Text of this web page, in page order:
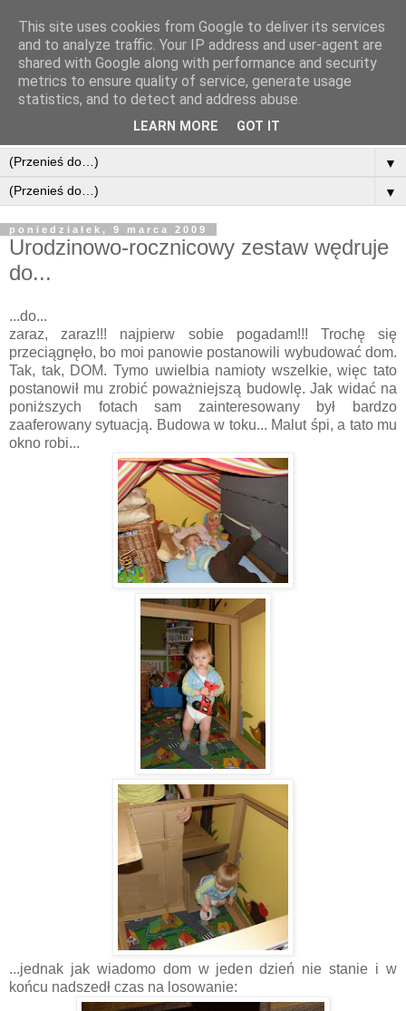
▼
▼
poniedziałek, 9 marca 2009
Urodzinowo-rocznicowy zestaw wędruje
do...
...do...
zaraz, zaraz!!! najpierw sobie pogadam!!! Trochę się
przeciągnęło, bo moi panowie postanowili wybudować dom.
Tak, tak, DOM. Tymo uwielbia namioty wszelkie, więc tato
postanowił mu zrobić poważniejszą budowlę. Jak widać na
poniższych fotach sam zainteresowany był bardzo
zaaferowany sytuacją. Budowa w toku... Malut śpi, a tato mu
okno robi...
...jednak jak wiadomo dom w jeden dzień nie stanie i w
końcu nadszedł czas na losowanie:
This site uses cookies from Google to deliver its services
and to analyze traffic. Your IP address and user-agent are
shared with Google along with performance and security
metrics to ensure quality of service, generate usage
statistics, and to detect and address abuse.
LEARN MORE GOT IT